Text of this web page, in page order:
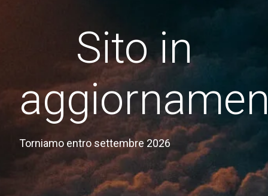
Sito in
Torniamo entro settembre 2026